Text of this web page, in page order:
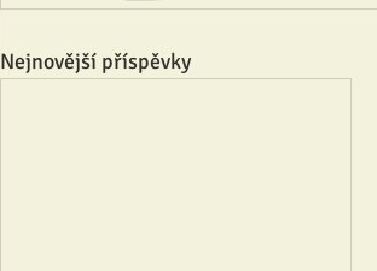
Nejnovější příspěvky